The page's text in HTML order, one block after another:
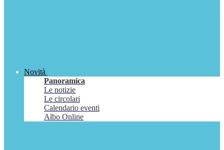
Novità
Panoramica
Le notizie
Le circolari
Calendario eventi
Albo Online